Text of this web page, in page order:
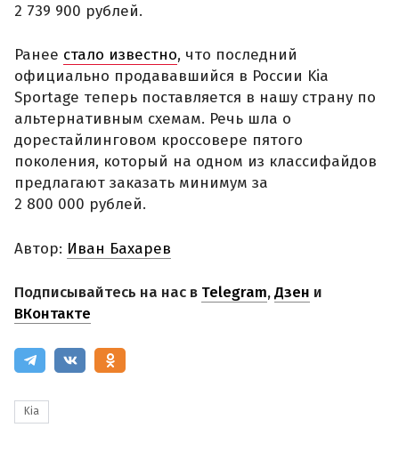
2 739 900 рублей.
Ранее стало известно, что последний
официально продававшийся в России Kia
Sportage теперь поставляется в нашу страну по
альтернативным схемам. Речь шла о
дорестайлинговом кроссовере пятого
поколения, который на одном из классифайдов
предлагают заказать минимум за
2 800 000 рублей.
Автор: Иван Бахарев
Подписывайтесь на нас в Telegram,Дзен и
ВКонтакте
Kia